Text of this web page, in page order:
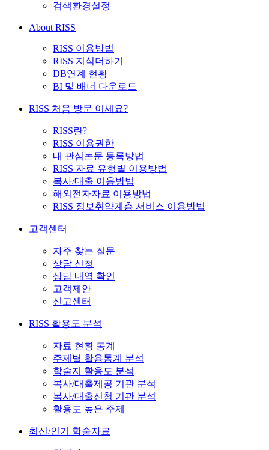
검색환경설정
About RISS
RISS 이용방법
RISS 지식더하기
DB연계 현황
BI 및 배너 다운로드
RISS 처음 방문 이세요?
RISS란?
RISS 이용권한
내 관심논문 등록방법
RISS 자료 유형별 이용방법
복사/대출 이용방법
해외전자자료 이용방법
RISS 정보취약계층 서비스 이용방법
고객센터
자주 찾는 질문
상담 신청
상담 내역 확인
고객제안
신고센터
RISS 활용도 분석
자료 현황 통계
주제별 활용통계 분석
학술지 활용도 분석
복사/대출제공 기관 분석
복사/대출신청 기관 분석
활용도 높은 주제
최신/인기 학술자료